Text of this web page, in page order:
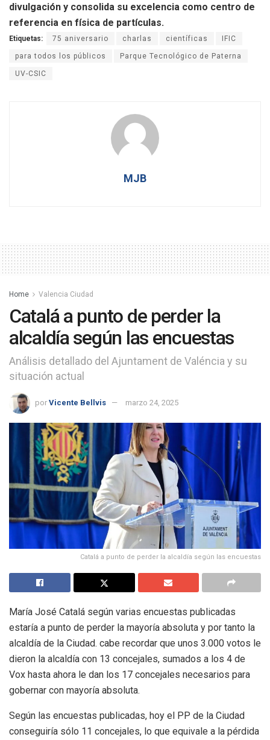
divulgación y consolida su excelencia como centro de
referencia en física de partículas.
Etiquetas: 75 aniversario charlas científicas IFIC
para todos los públicos Parque Tecnológico de Paterna
UV-CSIC
MJB
Home Valencia Ciudad
Catalá a punto de perder la
alcaldía según las encuestas
Análisis detallado del Ajuntament de Valéncia y su
situación actual
por Vicente Bellvis marzo 24, 2025
Catalá a punto de perder la alcaldía según las encuestas
María José Catalá según varias encuestas publicadas
estaría a punto de perder la mayoría absoluta y por tanto la
alcaldía de la Ciudad. cabe recordar que unos 3.000 votos le
dieron la alcaldía con 13 concejales, sumados a los 4 de
Vox hasta ahora le dan los 17 concejales necesarios para
gobernar con mayoría absoluta.
Según las encuestas publicadas, hoy el PP de la Ciudad
conseguiría sólo 11 concejales, lo que equivale a la pérdida